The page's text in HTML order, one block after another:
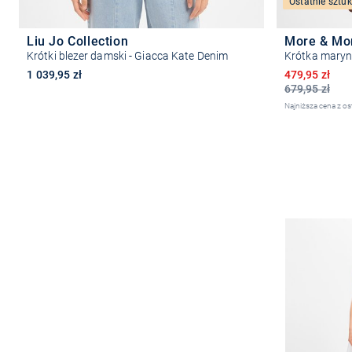
Liu Jo Collection
Krótki blezer damski - Giacca Kate Denim
1 039,95 zł
More &
Krótka
679,95 zł
Obniżona
479,95 zł
Najniższa cena z